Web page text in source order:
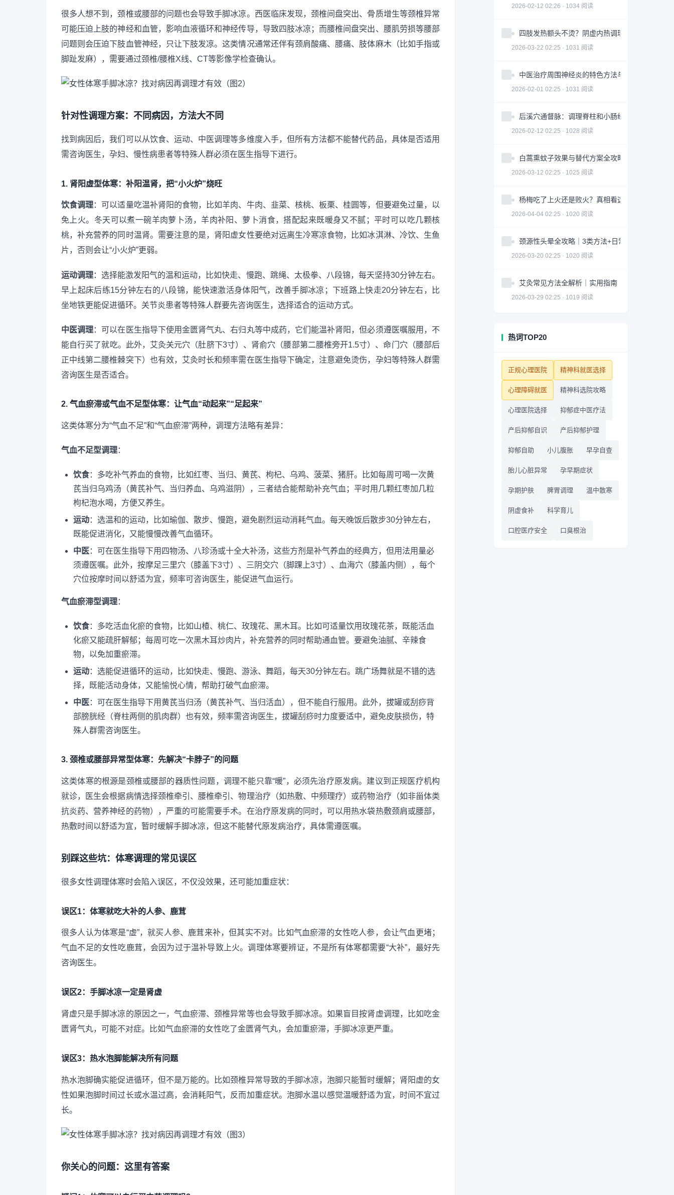
很多人想不到，颈椎或腰部的问题也会导致手脚冰凉。西医临床发现，颈椎间盘突出、骨质增生等颈椎异常
可能压迫上肢的神经和血管，影响血液循环和神经传导，导致四肢冰凉；而腰椎间盘突出、腰肌劳损等腰部
问题则会压迫下肢血管神经，只让下肢发凉。这类情况通常还伴有颈肩酸痛、腰痛、肢体麻木（比如手指或
脚趾发麻），需要通过颈椎/腰椎X线、CT等影像学检查确认。
针对性调理方案：不同病因，方法大不同
找到病因后，我们可以从饮食、运动、中医调理等多维度入手，但所有方法都不能替代药品，具体是否适用
需咨询医生，孕妇、慢性病患者等特殊人群必须在医生指导下进行。
1. 肾阳虚型体寒：补阳温肾，把“小火炉”烧旺
饮食调理：可以适量吃温补肾阳的食物，比如羊肉、牛肉、韭菜、核桃、板栗、桂圆等，但要避免过量，以
免上火。冬天可以煮一碗羊肉萝卜汤，羊肉补阳、萝卜消食，搭配起来既暖身又不腻；平时可以吃几颗核
桃，补充营养的同时温肾。需要注意的是，肾阳虚女性要绝对远离生冷寒凉食物，比如冰淇淋、冷饮、生鱼
片，否则会让“小火炉”更弱。
运动调理：选择能激发阳气的温和运动，比如快走、慢跑、跳绳、太极拳、八段锦，每天坚持30分钟左右。
早上起床后练15分钟左右的八段锦，能快速激活身体阳气，改善手脚冰凉；下班路上快走20分钟左右，比
坐地铁更能促进循环。关节炎患者等特殊人群要先咨询医生，选择适合的运动方式。
中医调理：可以在医生指导下使用金匮肾气丸、右归丸等中成药，它们能温补肾阳，但必须遵医嘱服用，不
能自行买了就吃。此外，艾灸关元穴（肚脐下3寸）、肾俞穴（腰部第二腰椎旁开1.5寸）、命门穴（腰部后
正中线第二腰椎棘突下）也有效，艾灸时长和频率需在医生指导下确定，注意避免烫伤，孕妇等特殊人群需
咨询医生是否适合。
2. 气血瘀滞或气血不足型体寒：让气血“动起来”“足起来”
这类体寒分为“气血不足”和“气血瘀滞”两种，调理方法略有差异：
气血不足型调理：
饮食：多吃补气养血的食物，比如红枣、当归、黄芪、枸杞、乌鸡、菠菜、猪肝。比如每周可喝一次黄
芪当归乌鸡汤（黄芪补气、当归养血、乌鸡滋阴），三者结合能帮助补充气血；平时用几颗红枣加几粒
枸杞泡水喝，方便又养生。
运动：选温和的运动，比如瑜伽、散步、慢跑，避免剧烈运动消耗气血。每天晚饭后散步30分钟左右，
既能促进消化，又能慢慢改善气血循环。
中医：可在医生指导下用四物汤、八珍汤或十全大补汤，这些方剂是补气养血的经典方，但用法用量必
须遵医嘱。此外，按摩足三里穴（膝盖下3寸）、三阴交穴（脚踝上3寸）、血海穴（膝盖内侧），每个
穴位按摩时间以舒适为宜，频率可咨询医生，能促进气血运行。
气血瘀滞型调理：
饮食：多吃活血化瘀的食物，比如山楂、桃仁、玫瑰花、黑木耳。比如可适量饮用玫瑰花茶，既能活血
化瘀又能疏肝解郁；每周可吃一次黑木耳炒肉片，补充营养的同时帮助通血管。要避免油腻、辛辣食
物，以免加重瘀滞。
运动：选能促进循环的运动，比如快走、慢跑、游泳、舞蹈，每天30分钟左右。跳广场舞就是不错的选
择，既能活动身体，又能愉悦心情，帮助打破气血瘀滞。
中医：可在医生指导下用黄芪当归汤（黄芪补气、当归活血），但不能自行服用。此外，拔罐或刮痧背
部膀胱经（脊柱两侧的肌肉群）也有效，频率需咨询医生，拔罐刮痧时力度要适中，避免皮肤损伤，特
殊人群需咨询医生。
3. 颈椎或腰部异常型体寒：先解决“卡脖子”的问题
这类体寒的根源是颈椎或腰部的器质性问题，调理不能只靠“暖”，必须先治疗原发病。建议到正规医疗机构
就诊，医生会根据病情选择颈椎牵引、腰椎牵引、物理治疗（如热敷、中频理疗）或药物治疗（如非甾体类
抗炎药、营养神经的药物），严重的可能需要手术。在治疗原发病的同时，可以用热水袋热敷颈肩或腰部，
热敷时间以舒适为宜，暂时缓解手脚冰凉，但这不能替代原发病治疗，具体需遵医嘱。
别踩这些坑：体寒调理的常见误区
很多女性调理体寒时会陷入误区，不仅没效果，还可能加重症状：
误区1：体寒就吃大补的人参、鹿茸
很多人认为体寒是“虚”，就买人参、鹿茸来补，但其实不对。比如气血瘀滞的女性吃人参，会让气血更堵；
气血不足的女性吃鹿茸，会因为过于温补导致上火。调理体寒要辨证，不是所有体寒都需要“大补”，最好先
咨询医生。
误区2：手脚冰凉一定是肾虚
肾虚只是手脚冰凉的原因之一，气血瘀滞、颈椎异常等也会导致手脚冰凉。如果盲目按肾虚调理，比如吃金
匮肾气丸，可能不对症。比如气血瘀滞的女性吃了金匮肾气丸，会加重瘀滞，手脚冰凉更严重。
误区3：热水泡脚能解决所有问题
热水泡脚确实能促进循环，但不是万能的。比如颈椎异常导致的手脚冰凉，泡脚只能暂时缓解；肾阳虚的女
性如果泡脚时间过长或水温过高，会消耗阳气，反而加重症状。泡脚水温以感觉温暖舒适为宜，时间不宜过
长。
你关心的问题：这里有答案
2026-02-12 02:26 · 1034 阅读
四肢发热额头不烫？阴虚内热调理全攻略
2026-03-22 02:25 · 1031 阅读
中医治疗周围神经炎的特色方法与注意事项
2026-02-01 02:25 · 1031 阅读
后溪穴通督脉：调理脊柱和小肠经问题
2026-02-12 02:25 · 1028 阅读
白蒿熏蚊子效果与替代方案全攻略｜科学防蚊指南
2026-03-12 02:25 · 1025 阅读
杨梅吃了上火还是败火？真相看这3点｜食用指南
2026-04-04 02:25 · 1020 阅读
颈源性头晕全攻略｜3类方法+日常调整科学缓解
2026-03-20 02:25 · 1020 阅读
艾灸常见方法全解析｜实用指南
2026-03-29 02:25 · 1019 阅读
热词TOP20
正规心理医院 精神科就医选择
心理障碍就医 精神科选院攻略
心理医院选择 抑郁症中医疗法
产后抑郁自识 产后抑郁护理
抑郁自助 小儿腹胀 早孕自查
胎儿心脏异常 孕早期症状
孕期护肤 脾胃调理 温中散寒
阴虚食补 科学育儿
口腔医疗安全 口臭根治